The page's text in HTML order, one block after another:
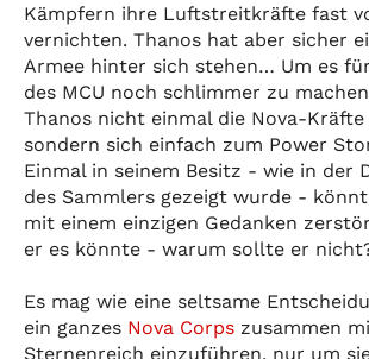
Kämpfern ihre Luftstreitkräfte fast
vernichten. Thanos hat aber sicher
Armee hinter sich stehen… Um es
des MCU noch schlimmer zu
Thanos nicht einmal die Nova-Kräfte
sondern sich einfach zum Power
Einmal in seinem Besitz - wie in der
des Sammlers gezeigt wurde -
mit einem einzigen Gedanken
er es könnte - warum sollte er
Es mag wie eine seltsame
ein ganzes Nova Corps zusammen
Sternenreich einzuführen, nur um